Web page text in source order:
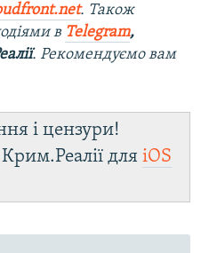
. Також
в Telegram,
. Рекомендуємо вам
і цензури!
Крим.Реалії для iOS